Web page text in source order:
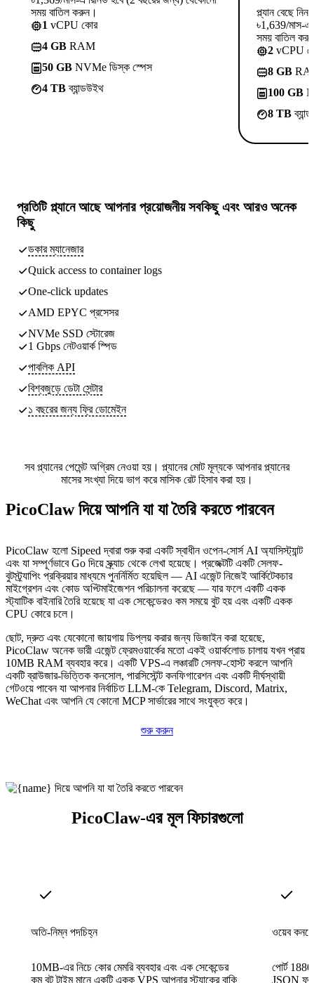
সময় বাতিল করুন।
1 vCPU কোর
4 GB RAM
50 GB NVMe ডিস্ক স্পেস
4 TBব্যান্ডউইথ
প্ল্যান বেছে নিন
৳1,639/মাস-এ
সময় বাতিল
2 vCPU
8 GB
100 GB
8 TB
প্রতিটি প্ল্যানে আছেআপনার প্রয়োজনীয় সবকিছুএবং আরও অনেক
কিছু
ডকার ম্যানেজার
Quick access to container logs
One-click updates
AMD EPYC প্রসেসর
NVMe SSD স্টোরেজ
1 Gbps নেটওয়ার্ক স্পিড
পাবলিক API
বিশ্বজুড়ে ডেটা সেন্টার
১ বছরের জন্য ফ্রি ডোমেইন
সব প্ল্যানের পেমেন্ট অগ্রিম নেওয়া হয়। প্ল্যানের মোট মূল্যকে আপনার প্ল্যানের
মাসের সংখ্যা দিয়ে ভাগ করে মাসিক রেট হিসাব করা হয়।
PicoClaw দিয়ে আপনি যা যা তৈরি করতে পারবেন
PicoClaw হলো Sipeed দ্বারা শুরু করা একটি স্বাধীন ওপেন-সোর্স AI অ্যাসিস্ট্যান্ট
এবং যা সম্পূর্ণভাবে Go দিয়ে স্ক্র্যাচ থেকে লেখা হয়েছে। প্রজেক্টটি একটি সেলফ-
বুটস্ট্র্যাপিং প্রক্রিয়ার মাধ্যমে পুনর্নির্মিত হয়েছিল — AI এজেন্ট নিজেই আর্কিটেকচার
মাইগ্রেশন এবং কোড অপ্টিমাইজেশন পরিচালনা করেছে — যার ফলে একটি একক
স্ট্যাটিক বাইনারি তৈরি হয়েছে যা এক সেকেন্ডেরও কম সময়ে বুট হয় এবং একটি একক
CPU কোরে চলে।
ছোট, দ্রুত এবং যেকোনো জায়গায় ডিপ্লয় করার জন্য ডিজাইন করা হয়েছে,
PicoClaw অনেক ভারী এজেন্ট ফ্রেমওয়ার্কের মতো একই ওয়ার্কলোড চালায় যখন প্রায়
10MB RAM ব্যবহার করে। একটি VPS-এ লঞ্চারটি সেলফ-হোস্ট করলে আপনি
একটি ব্রাউজার-ভিত্তিক কনসোল, পারসিস্টেন্ট কনফিগারেশন এবং একটি দীর্ঘস্থায়ী
গেটওয়ে পাবেন যা আপনার নির্বাচিত LLM-কে Telegram, Discord, Matrix,
WeChat এবং আপনি যে কোনো MCP সার্ভারের সাথে সংযুক্ত করে।
শুরু করুন
PicoClaw-এর মূল ফিচারগুলো
অতি-নিম্ন পদচিহ্ন
10MB-এর নিচে কোর মেমরি ব্যবহার এবং এক সেকেন্ডের
কম বুট টাইম মানে একটি একক VPS আপনার স্ট্যাকের বাকি
ওয়েব
পোর্ট
JSON